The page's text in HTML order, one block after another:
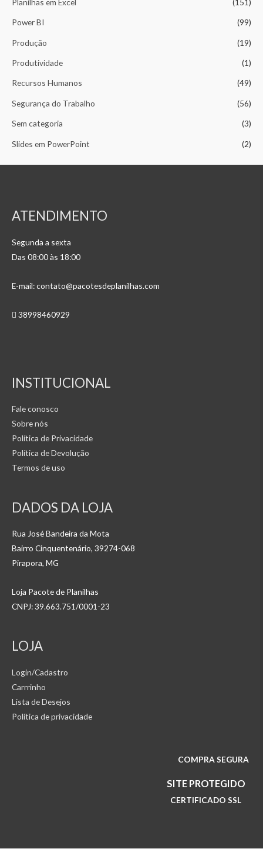
Power BI (99)
Produção (19)
Produtividade (1)
Recursos Humanos (49)
Segurança do Trabalho (56)
Sem categoria (3)
Slides em PowerPoint (2)
ATENDIMENTO
Segunda a sexta
Das 08:00 às 18:00
E-mail: contato@pacotesdeplanilhas.com
38998460929
INSTITUCIONAL
Fale conosco
Sobre nós
Política de Privacidade
Política de Devolução
Termos de uso
DADOS DA LOJA
Rua José Bandeira da Mota
Bairro Cinquentenário, 39274-068
Pirapora, MG
Loja Pacote de Planilhas
CNPJ: 39.663.751/0001-23
LOJA
Login/Cadastro
Carrrinho
Lista de Desejos
Política de privacidade
COMPRA SEGURA
SITE PROTEGIDO
CERTIFICADO SSL